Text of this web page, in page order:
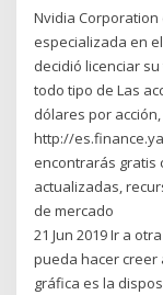
Nvidia
especializada en
decidió licenciar
todo tipo de Las
dólares por
http://
encontrarás gratis
actualizadas,
de mercado
21 Jun 2019 Ir a
pueda hacer creer
gráfica es la